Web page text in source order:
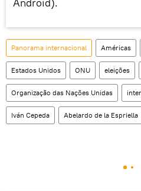
Android).
Panorama internacional Américas
Estados Unidos ONU eleições
Organização das Nações Unidas
Iván Cepeda Abelardo de la Espriella